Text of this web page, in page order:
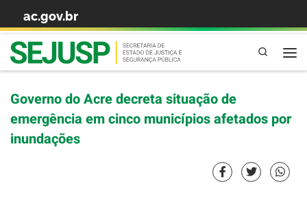
Skip to content
ac.gov.br
Pesquisa
Governo do Acre decreta situação de
emergência em cinco municípios afetados por
inundações